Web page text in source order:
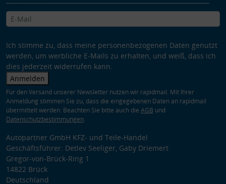
Ich stimme zu, dass meine personenbezogenen Daten genutzt
werden, um werbliche E-Mails zu erhalten, und weiß, dass ich
dies jederzeit widerrufen kann.
Anmelden
Für den Versand unserer Newsletter nutzen wir rapidmail. Mit Ihrer
Anmeldung stimmen Sie zu, dass die eingegebenen Daten an rapidmail
übermittelt werden. Beachten Sie bitte auch die AGB und
Datenschutzbestimmungen.
Autopartner GmbH KFZ- und Teile-Handel
Geschäftsführer: Detlev Seeliger, Gaby Driemert
Gregor-von-Brück-Ring 1
14822 Brück
Deutschland